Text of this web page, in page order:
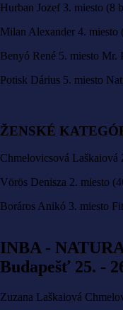
Hurban Jozef 3. miesto (8
Milan Alexander 4. miesto
Benyó René 5. miesto Mr.
Potisk Dárius 5. miesto
ŽENSKÉ
Chmelovicsová Laškaiová
Vörös Denisza 2. miesto
Boráros Anikó 3. miesto
INBA -
Budapešť 25. -
Zuzana Laškaiová